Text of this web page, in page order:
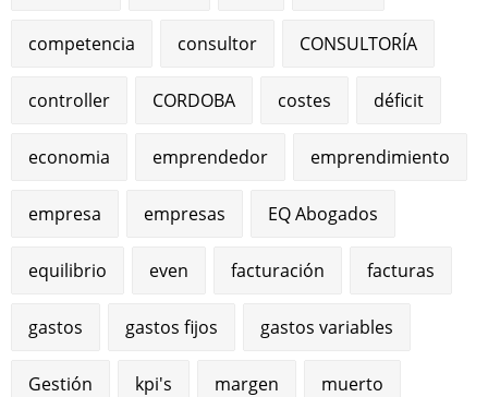
competencia consultor CONSULTORÍA
controller CORDOBA costes déficit
economia emprendedor emprendimiento
empresa empresas EQ Abogados
equilibrio even facturación facturas
gastos gastos fijos gastos variables
Gestión kpi's margen muerto